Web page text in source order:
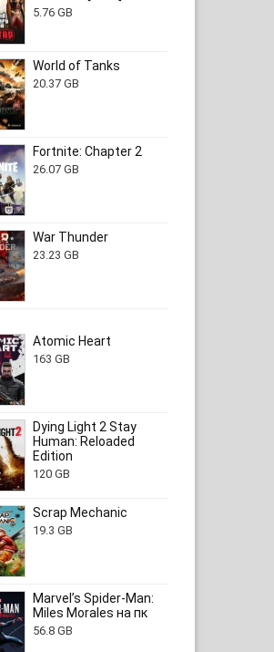
5.76 GB
World of Tanks
20.37 GB
Fortnite: Chapter 2
26.07 GB
War Thunder
23.23 GB
Atomic Heart
163 GB
Dying Light 2 Stay
Human: Reloaded
Edition
120 GB
Scrap Mechanic
19.3 GB
Marvel’s Spider-Man:
Miles Morales на пк
56.8 GB